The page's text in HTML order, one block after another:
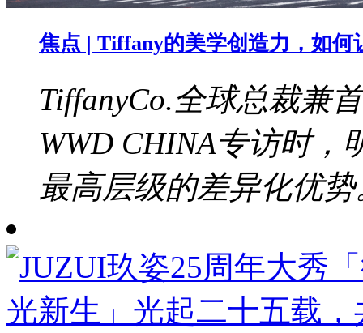
焦点 | Tiffany的美学创造力，如何
TiffanyCo.全球总裁兼
WWD CHINA专访时
最高层级的差异化优势